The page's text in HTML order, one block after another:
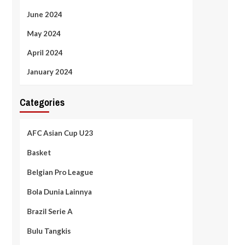
June 2024
May 2024
April 2024
January 2024
Categories
AFC Asian Cup U23
Basket
Belgian Pro League
Bola Dunia Lainnya
Brazil Serie A
Bulu Tangkis